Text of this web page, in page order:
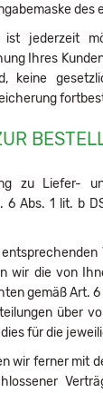
ist jederzeit
Ihres
keine
zu Liefer-
6 Abs. 1 lit. b
wir die von
gemäß Art.
über
für die
wir ferner mit